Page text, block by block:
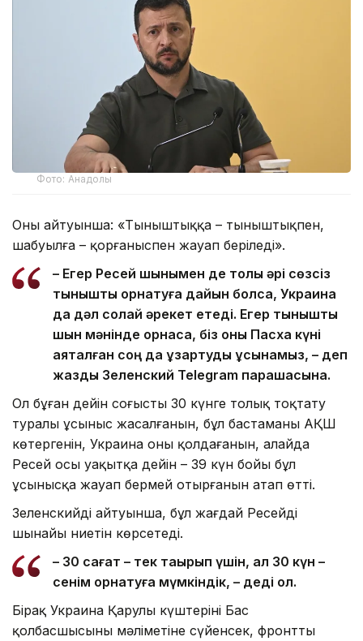
Фото: Анадолы
Оның айтуынша: «Тыныштыққа – тыныштықпен,
шабуылға – қорғаныспен жауап беріледі».
– Егер Ресей шынымен де толық әрі сөзсіз
тыныштық орнатуға дайын болса, Украина
да дәл солай әрекет етеді. Егер тыныштық
шын мәнінде орнаса, біз оны Пасха күні
аяқталған соң да ұзартуды ұсынамыз, – деп
жазды Зеленский Telegram парақшасына.
Ол бұған дейін соғысты 30 күнге толық тоқтату
туралы ұсыныс жасалғанын, бұл бастаманы АҚШ
көтергенін, Украина оны қолдағанын, алайда
Ресей осы уақытқа дейін – 39 күн бойы бұл
ұсынысқа жауап бермей отырғанын атап өтті.
Зеленскийдің айтуынша, бұл жағдай Ресейдің
шынайы ниетін көрсетеді.
– 30 сағат – тек тақырып үшін, ал 30 күн –
сенім орнатуға мүмкіндік, – деді ол.
Бірақ Украина Қарулы күштерінің Бас
қолбасшысының мәліметіне сүйенсек, фронттың